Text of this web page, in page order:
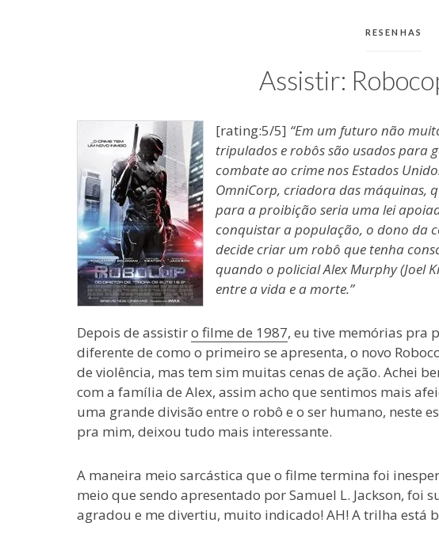
moda
antiga.
CATEGORIAS:
RESENHAS
Assistir:
[rating:5/5] “Em um futuro não
tripulados e robôs são usados para
combate ao crime nos Estados
OmniCorp, criadora das máquinas,
para a proibição seria uma lei
conquistar a população, o dono da
decide criar um robô que tenha
quando o policial Alex Murphy (Joel
entre a vida e a morte.”
Depois de assistiro filme de 1987, eu tive memórias pra
diferente de como o primeiro se apresenta, o novo
de violência, mas tem sim muitas cenas de ação. Achei
com a família de Alex, assim acho que sentimos mais
uma grande divisão entre o robô e o ser humano, neste
pra mim, deixou tudo mais interessante.
A maneira meio sarcástica que o filme termina foi
meio que sendo apresentado por Samuel L. Jackson, foi
agradou e me divertiu, muito indicado! AH! A trilha está